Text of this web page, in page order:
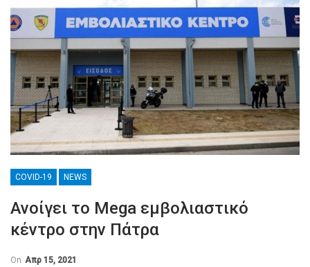
COVID-19 NEWS
Ανοίγει το Mega εμβολιαστικό
κέντρο στην Πάτρα
On Απρ 15, 2021